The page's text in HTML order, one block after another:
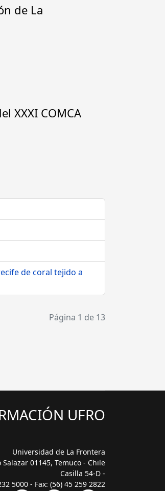
de La
XXXI COMCA
de coral tejido a
Página 1 de 13
UFRO
Universidad de La Frontera
01145, Temuco - Chile
Casilla 54-D -
5000 - Fax: (56) 45 259 2822